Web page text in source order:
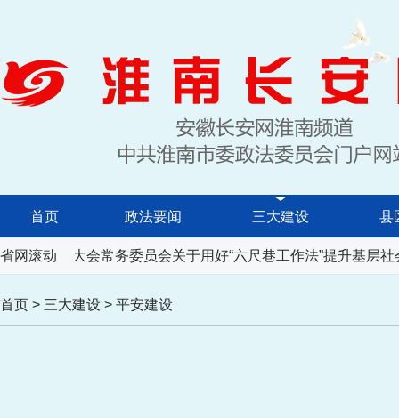
首页 政法要闻 三大建设 县
省网滚动
人民代表大会常务委员会关于用好“六尺巷工作法”提升基层社
首页 > 三大建设 > 平安建设